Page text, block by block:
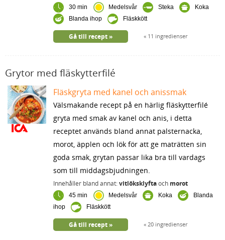
30 min Medelsvår Steka
Koka
Blanda ihop
Fläskkött
11 ingredienser
Gå till recept
Grytor med fläskytterfilé
Fläskgryta med kanel och anissmak
Välsmakande recept på en härlig fläskytterfilé
gryta med smak av kanel och anis, i detta
receptet används bland annat palsternacka,
morot, äpplen och lök för att ge maträtten sin
goda smak, grytan passar lika bra till vardags
som till middagsbjudningen.
Innehåller bland annat:vitlöksklyftaoch morot
45 min Medelsvår Koka
Blanda
ihop
Fläskkött
20 ingredienser
Gå till recept